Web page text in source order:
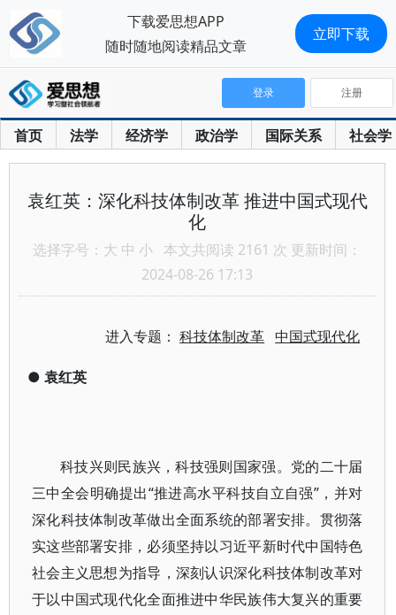
首页 法学 经济学 政治学 国际关系 社会学
登录 注册
袁红英：深化科技体制改革 推进中国式现代
化
选择字号： 大 中 小 本文共阅读 2161 次 更新时间：
2024-08-26 17:13
进入专题：科技体制改革 中国式现代化
● 袁红英
科技兴则民族兴，科技强则国家强。党的二十届
三中全会明确提出“推进高水平科技自立自强”，并对
深化科技体制改革做出全面系统的部署安排。贯彻落
实这些部署安排，必须坚持以习近平新时代中国特色
社会主义思想为指导，深刻认识深化科技体制改革对
于以中国式现代化全面推进中华民族伟大复兴的重要
下载爱思想APP
随时随地阅读精品文章
立即下载